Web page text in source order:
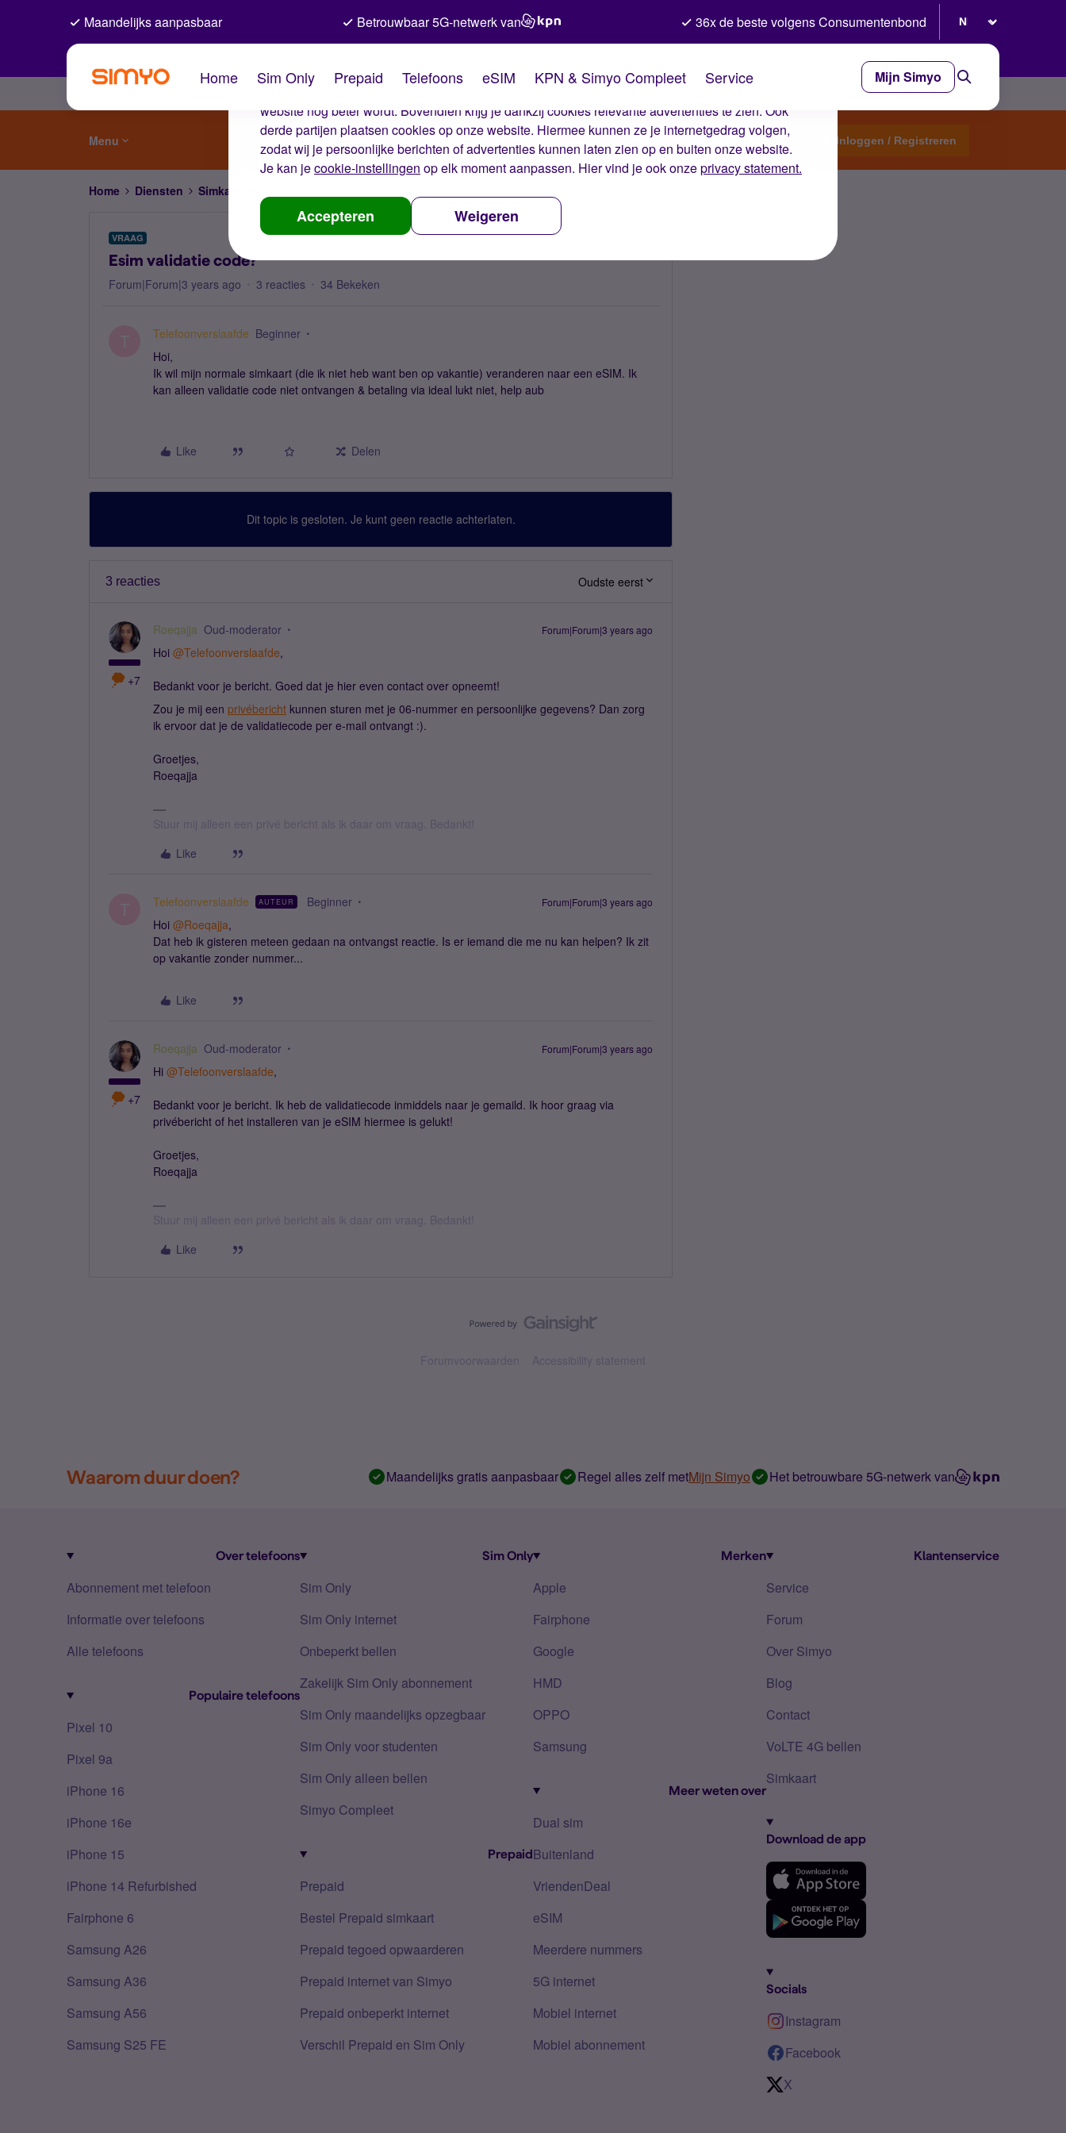
De cookies van Simyo
Wij gebruiken cookies op onze website. Met deze cookies zorgen wij ervoor dat je ervaring op de
website nog beter wordt. Bovendien krijg je dankzij cookies relevante advertenties te zien. Ook
derde partijen plaatsen cookies op onze website. Hiermee kunnen ze je internetgedrag volgen,
zodat wij je persoonlijke berichten of advertenties kunnen laten zien op en buiten onze website.
Je kan jecookie-instellingen op elk moment aanpassen. Hier vind je ook onzeprivacy statement.
Accepteren Weigeren
Maandelijks aanpasbaar Betrouwbaar 5G-netwerk van 36x de beste volgens Consumentenbond
Home Sim Only Prepaid Telefoons eSIM KPN & Simyo Compleet Service Mijn Simyo
Menu Start een topic Inloggen / Registreren
Home Diensten Simkaart en eSIM
VRAAG
Esim validatie code?
Forum|Forum|3 years ago 3 reacties 34 Bekeken
Telefoonverslaafde Beginner
Hoi,
Ik wil mijn normale simkaart (die ik niet heb want ben op vakantie) veranderen naar een eSIM. Ik
kan alleen validatie code niet ontvangen & betaling via ideal lukt niet, help aub
Like Delen
Dit topic is gesloten. Je kunt geen reactie achterlaten.
3 reacties Oudste eerst
+7
Roeqajja Oud-moderator Forum|Forum|3 years ago
Hoi @Telefoonverslaafde,
Bedankt voor je bericht. Goed dat je hier even contact over opneemt!
Zou je mij een privébericht kunnen sturen met je 06-nummer en persoonlijke gegevens? Dan zorg
ik ervoor dat je de validatiecode per e-mail ontvangt :).
Groetjes,
Roeqajja
Stuur mij alleen een privé bericht als ik daar om vraag. Bedankt!
Like
Telefoonverslaafde AUTEUR Beginner Forum|Forum|3 years ago
Hoi @Roeqajja,
Dat heb ik gisteren meteen gedaan na ontvangst reactie. Is er iemand die me nu kan helpen? Ik zit
op vakantie zonder nummer...
Like
+7
Roeqajja Oud-moderator Forum|Forum|3 years ago
Hi @Telefoonverslaafde,
Bedankt voor je bericht. Ik heb de validatiecode inmiddels naar je gemaild. Ik hoor graag via
privébericht of het installeren van je eSIM hiermee is gelukt!
Groetjes,
Roeqajja
Stuur mij alleen een privé bericht als ik daar om vraag. Bedankt!
Like
Forumvoorwaarden Accessibility statement
Waarom duur doen? Maandelijks gratis aanpasbaar Regel alles zelf metMijn Simyo Het betrouwbare 5G-netwerk van
Over telefoons
Abonnement met telefoon
Informatie over telefoons
Alle telefoons
Populaire telefoons
Pixel 10
Pixel 9a
iPhone 16
iPhone 16e
iPhone 15
iPhone 14 Refurbished
Fairphone 6
Samsung A26
Samsung A36
Samsung A56
Samsung S25 FE
Sim Only
Sim Only
Sim Only internet
Onbeperkt bellen
Zakelijk Sim Only abonnement
Sim Only maandelijks opzegbaar
Sim Only voor studenten
Sim Only alleen bellen
Simyo Compleet
Prepaid
Prepaid
Bestel Prepaid simkaart
Prepaid tegoed opwaarderen
Prepaid internet van Simyo
Prepaid onbeperkt internet
Verschil Prepaid en Sim Only
Merken
Apple
Fairphone
Google
HMD
OPPO
Samsung
Meer weten over
Dual sim
Buitenland
VriendenDeal
eSIM
Meerdere nummers
5G internet
Mobiel internet
Mobiel abonnement
Klantenservice
Service
Forum
Over Simyo
Blog
Contact
VoLTE 4G bellen
Simkaart
Download de app
Socials
Instagram
Facebook
X